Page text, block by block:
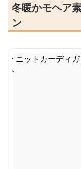
冬暖かモヘア
ン